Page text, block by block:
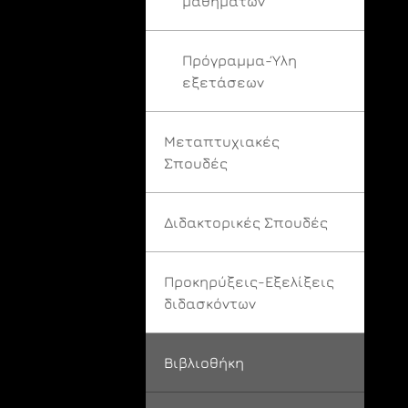
Πρόγραμμα-Ύλη
εξετάσεων
Μεταπτυχιακές
Σπουδές
Διδακτορικές Σπουδές
Προκηρύξεις-Εξελίξεις
διδασκόντων
Βιβλιοθήκη